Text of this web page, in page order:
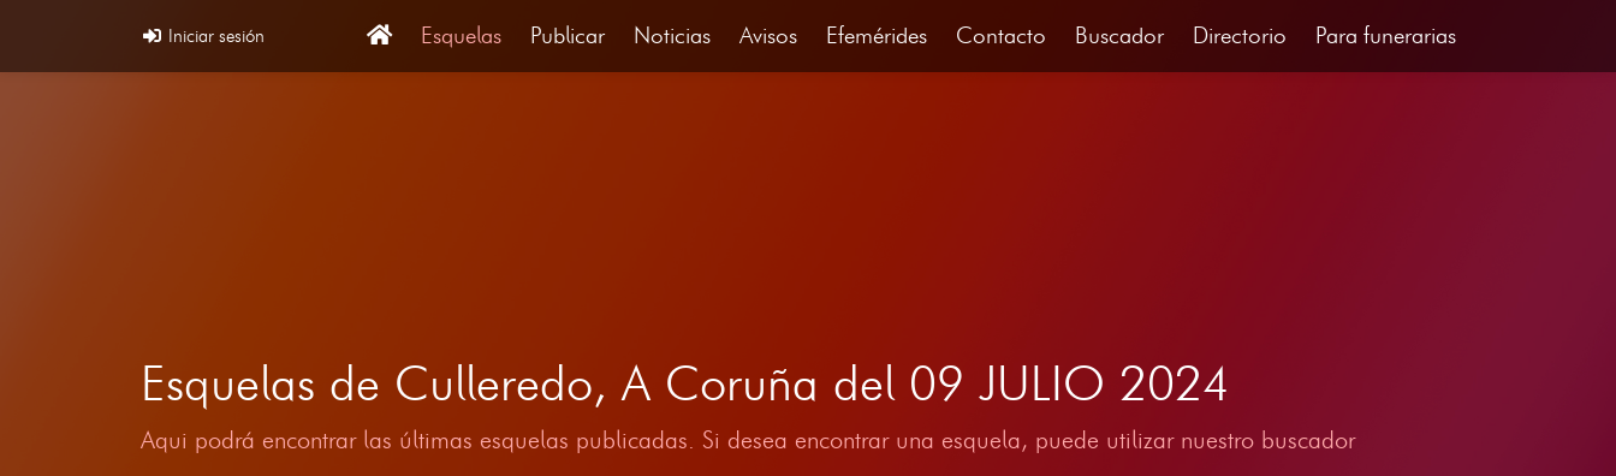
Iniciar sesión Esquelas Publicar Noticias Avisos Efemérides Contacto Buscador Directorio Para funerarias
Esquelas de Culleredo, A Coruña del 09 JULIO 2024
Aqui podrá encontrar las últimas esquelas publicadas. Si desea encontrar una esquela, puede utilizar nuestro buscador